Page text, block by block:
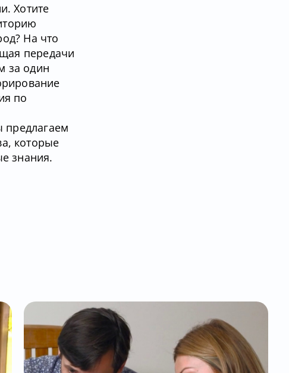
Хотите
На что
передачи
за один
по
предлагаем
которые
знания.